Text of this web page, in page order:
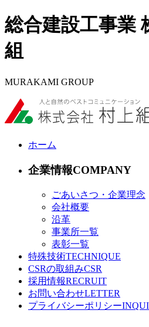
総合建設工事業
組
MURAKAMI GROUP
ホーム
企業情報
ごあいさつ・企業理念
会社概要
沿革
事業所一覧
表彰一覧
特殊技術
CSRの取組み
採用情報
お問い合わせ
プライバシーポリシー